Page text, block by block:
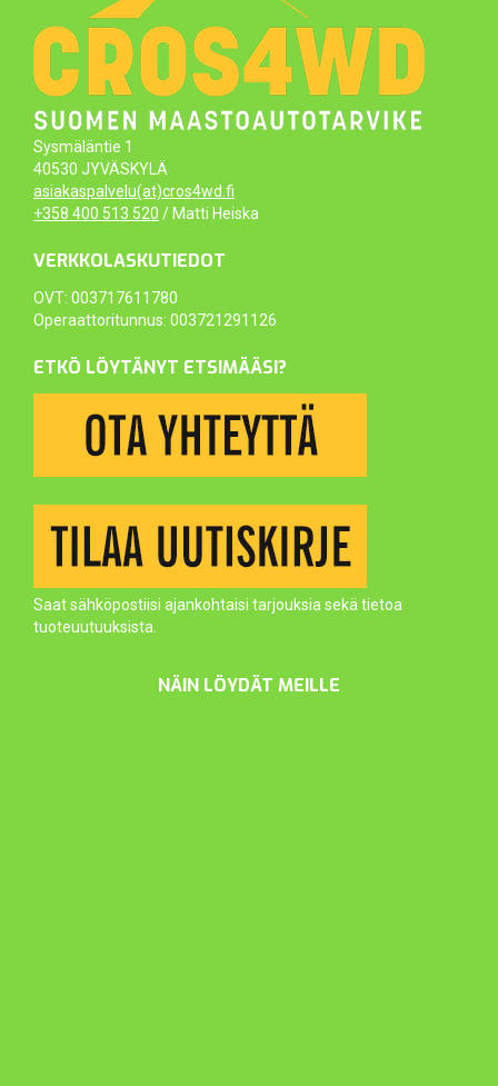
Sysmäläntie 1
40530 JYVÄSKYLÄ
asiakaspalvelu(at)cros4wd.fi
+358 400 513 520 / Matti Heiska
VERKKOLASKUTIEDOT
OVT: 003717611780
Operaattoritunnus: 003721291126
ETKÖ LÖYTÄNYT ETSIMÄÄSI?
Saat sähköpostiisi ajankohtaisi tarjouksia sekä tietoa
tuoteuutuuksista.
NÄIN LÖYDÄT MEILLE